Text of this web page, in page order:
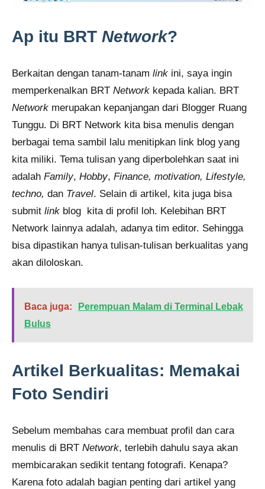
Ap itu BRT Network?
Berkaitan dengan tanam-tanam link ini, saya ingin
memperkenalkan BRT Network kepada kalian. BRT
Network merupakan kepanjangan dari Blogger Ruang
Tunggu. Di BRT Network kita bisa menulis dengan
berbagai tema sambil lalu menitipkan link blog yang
kita miliki. Tema tulisan yang diperbolehkan saat ini
adalah Family, Hobby, Finance, motivation, Lifestyle,
techno, dan Travel. Selain di artikel, kita juga bisa
submit link blog kita di profil loh. Kelebihan BRT
Network lainnya adalah, adanya tim editor. Sehingga
bisa dipastikan hanya tulisan-tulisan berkualitas yang
akan diloloskan.
Baca juga:
Perempuan Malam di Terminal Lebak
Bulus
Artikel Berkualitas: Memakai
Foto Sendiri
Sebelum membahas cara membuat profil dan cara
menulis di BRT Network, terlebih dahulu saya akan
membicarakan sedikit tentang fotografi. Kenapa?
Karena foto adalah bagian penting dari artikel yang